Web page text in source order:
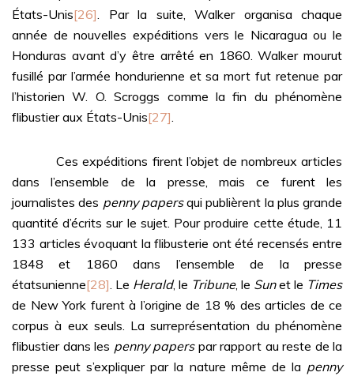
États-Unis[26]. Par la suite, Walker organisa chaque
année de nouvelles expéditions vers le Nicaragua ou le
Honduras avant d’y être arrêté en 1860. Walker mourut
fusillé par l’armée hondurienne et sa mort fut retenue par
l’historien W. O. Scroggs comme la fin du phénomène
flibustier aux États-Unis[27].
Ces expéditions firent l’objet de nombreux articles
dans l’ensemble de la presse, mais ce furent les
journalistes des penny papersqui publièrent la plus grande
quantité d’écrits sur le sujet. Pour produire cette étude, 11
133 articles évoquant la flibusterie ont été recensés entre
1848 et 1860 dans l’ensemble de la presse
étatsunienne[28]. Le Herald, le Tribune, le Sunet le Times
de New York furent à l’origine de 18 % des articles de ce
corpus à eux seuls. La surreprésentation du phénomène
flibustier dans les penny paperspar rapport au reste de la
presse peut s’expliquer par la nature même de la penny